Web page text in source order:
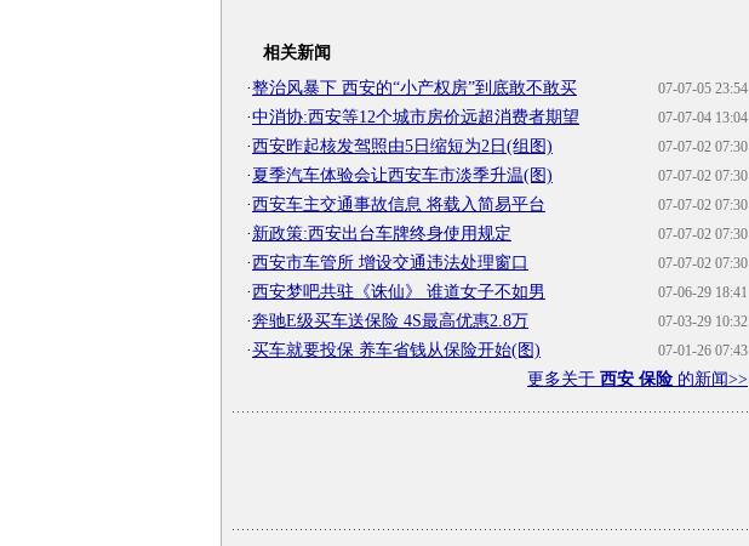
相关新闻
07-07-05 23:54
·整治风暴下 西安的“小产权房”到底敢不敢买
07-07-04 13:04
·中消协:西安等12个城市房价远超消费者期望
07-07-02 07:30
·西安昨起核发驾照由5日缩短为2日(组图)
07-07-02 07:30
· 夏季汽车体验会让西安车市淡季升温(图)
07-07-02 07:30
·西安车主交通事故信息 将载入简易平台
07-07-02 07:30
· 新政策:西安出台车牌终身使用规定
07-07-02 07:30
·西安市车管所 增设交通违法处理窗口
07-06-29 18:41
·西安梦吧共驻《诛仙》 谁道女子不如男
07-03-29 10:32
·奔驰E级买车送保险 4S最高优惠2.8万
07-01-26 07:43
·买车就要投保 养车省钱从保险开始(图)
更多关于 西安 保险 的新闻>>